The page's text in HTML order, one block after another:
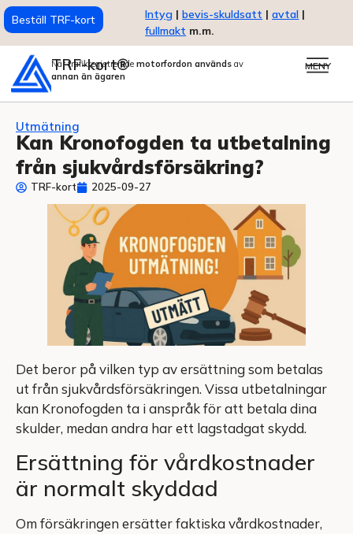
Beställ TRF-kort Intyg | bevis-skuldsatt | avtal |
fullmakt m.m.
TRF-kort®
När trafikregistrerade motorfordon används av
annan än ägaren
MENY
Utmätning
Kan Kronofogden ta utbetalning
från sjukvårdsförsäkring?
TRF-kort 2025-09-27
Det beror på vilken typ av ersättning som betalas
ut från sjukvårdsförsäkringen. Vissa utbetalningar
kan Kronofogden ta i anspråk för att betala dina
skulder, medan andra har ett lagstadgat skydd.
Ersättning för vårdkostnader
är normalt skyddad
Om försäkringen ersätter faktiska vårdkostnader,